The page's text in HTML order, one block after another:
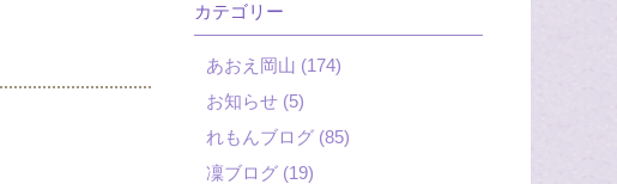
カテゴリー
あおえ岡山 (174)
お知らせ (5)
れもんブログ (85)
凜ブログ (19)